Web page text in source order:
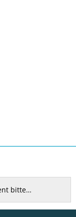
bitte…